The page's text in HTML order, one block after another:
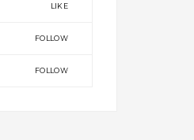
LIKE
FOLLOW
FOLLOW